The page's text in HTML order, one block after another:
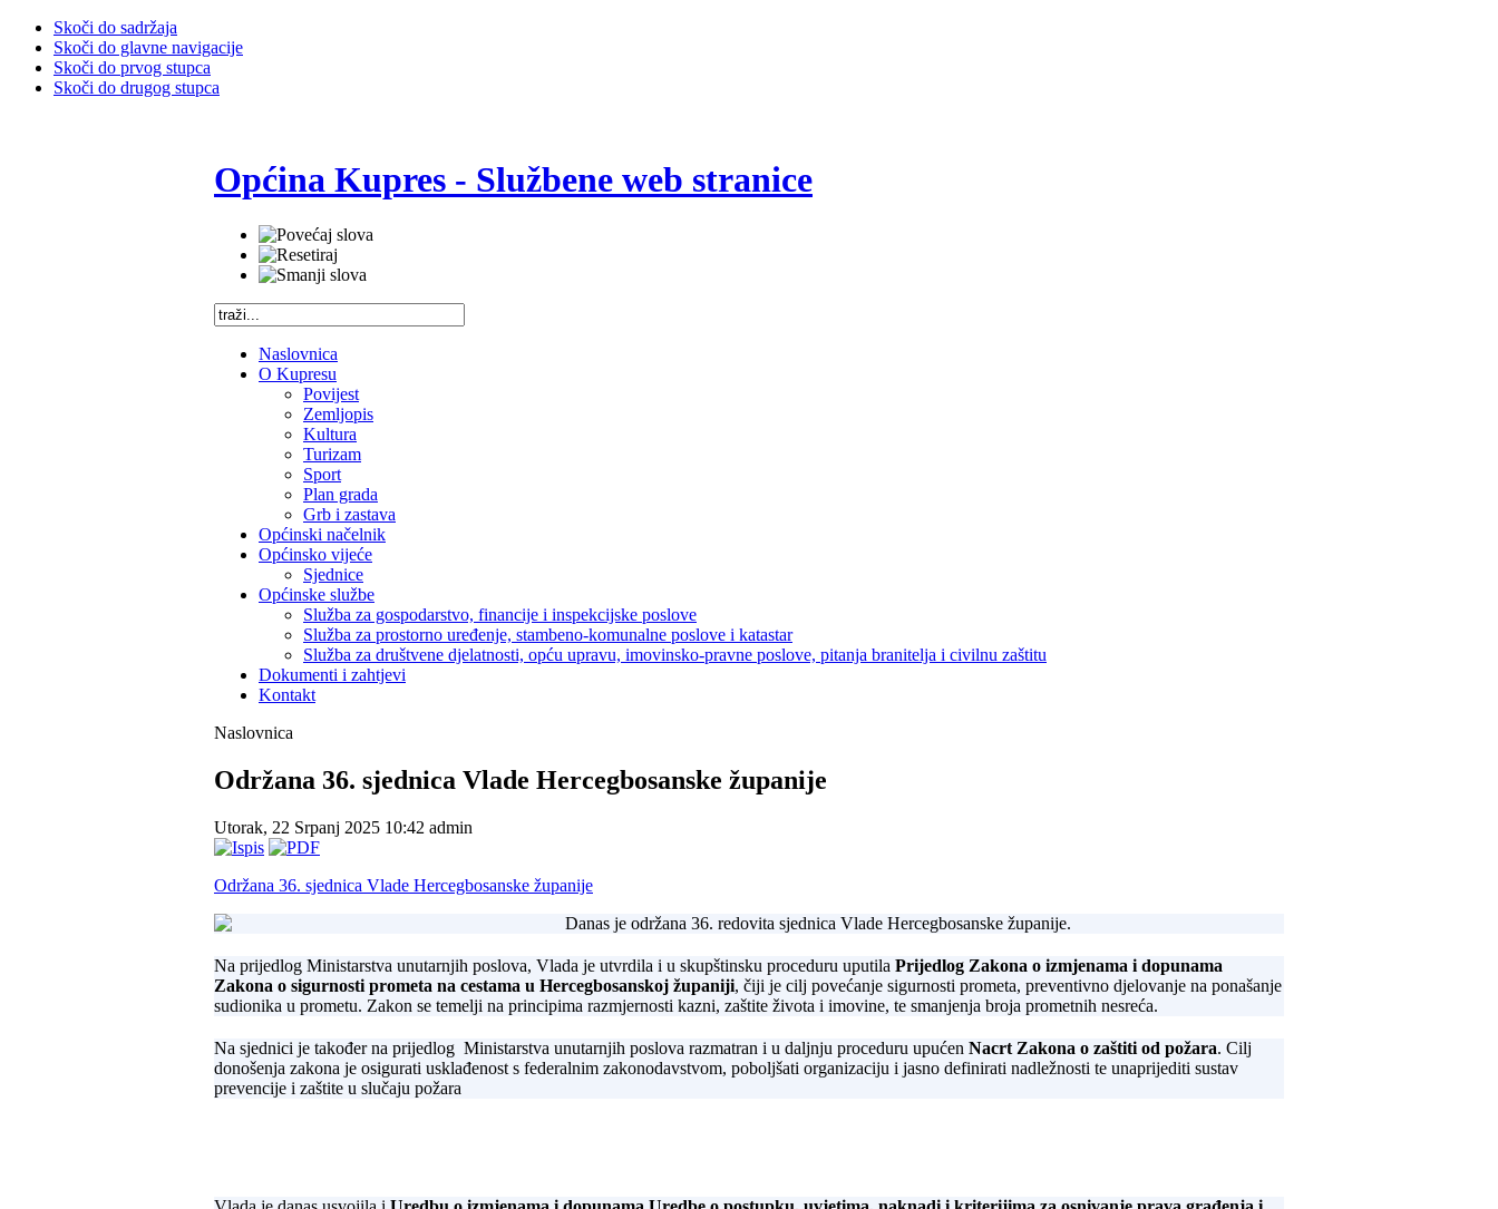
Skoči do sadržaja
Skoči do glavne navigacije
Skoči do prvog stupca
Skoči do drugog stupca
Općina Kupres - Službene web stranice
Naslovnica
O Kupresu
Povijest
Zemljopis
Kultura
Turizam
Sport
Plan grada
Grb i zastava
Općinski načelnik
Općinsko vijeće
Sjednice
Općinske službe
Služba za gospodarstvo, financije i inspekcijske poslove
Služba za prostorno uređenje, stambeno-komunalne poslove i katastar
Služba za društvene djelatnosti, opću upravu, imovinsko-pravne poslove, pitanja branitelja i civilnu zaštitu
Dokumenti i zahtjevi
Kontakt
Naslovnica
Održana 36. sjednica Vlade Hercegbosanske županije
Utorak, 22 Srpanj 2025 10:42 admin
Održana 36. sjednica Vlade Hercegbosanske županije
Danas je održana 36. redovita sjednica Vlade Hercegbosanske županije.
Na prijedlog Ministarstva unutarnjih poslova, Vlada je utvrdila i u skupštinsku proceduru uputila Prijedlog Zakona o izmjenama i dopunama
Zakona o sigurnosti prometa na cestama u Hercegbosanskoj županiji, čiji je cilj povećanje sigurnosti prometa, preventivno djelovanje na ponašanje
sudionika u prometu. Zakon se temelji na principima razmjernosti kazni, zaštite života i imovine, te smanjenja broja prometnih nesreća.
Na sjednici je također na prijedlog Ministarstva unutarnjih poslova razmatran i u daljnju proceduru upućen Nacrt Zakona o zaštiti od požara. Cilj
donošenja zakona je osigurati usklađenost s federalnim zakonodavstvom, poboljšati organizaciju i jasno definirati nadležnosti te unaprijediti sustav
prevencije i zaštite u slučaju požara